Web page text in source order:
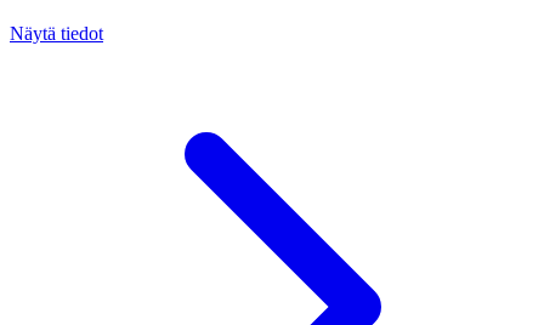
Näytä tiedot